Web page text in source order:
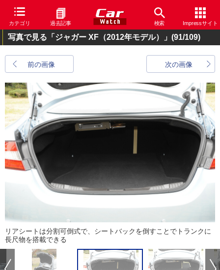
カテゴリ 過去記事 検索 Impressサイト
写真で見る「ジャガー XF（2012年モデル）」 (91/109)
前の画像 次の画像
リアシートは分割可倒式で、シートバックを倒すことでトランクに
長尺物を搭載できる